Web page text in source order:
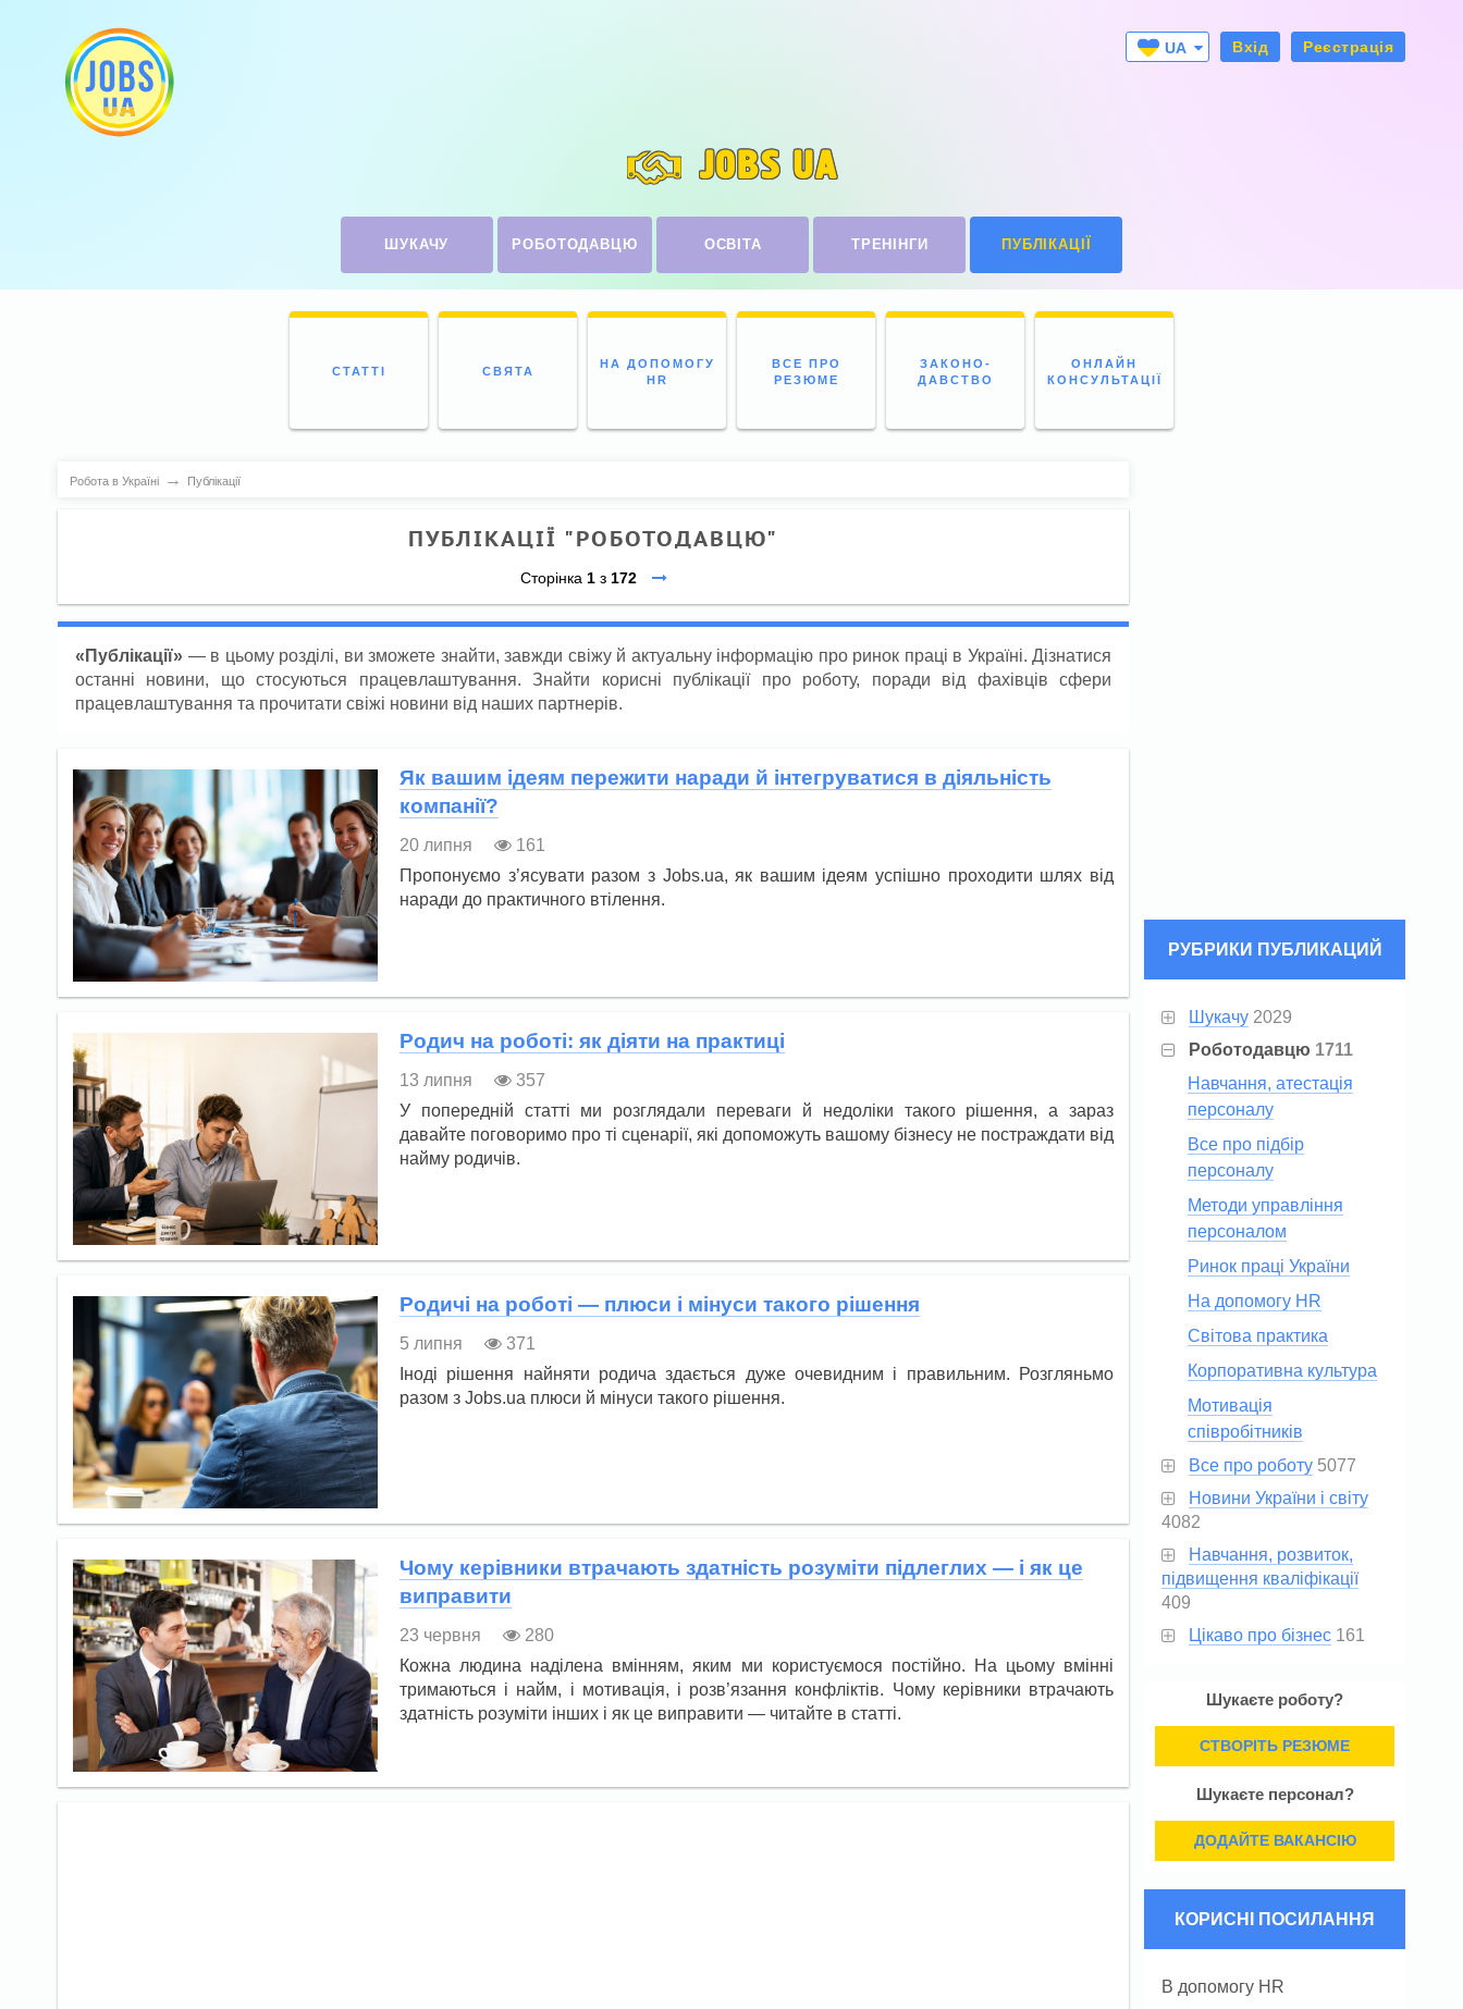
UA
Вхід Реєстрація
JOBS UA
ШУКАЧУ РОБОТОДАВЦЮ ОСВІТА ТРЕНІНГИ ПУБЛІКАЦІЇ
СТАТТІ СВЯТА
НА ДОПОМОГУ
HR
ВСЕ ПРО
РЕЗЮМЕ
ЗАКОНО-
ДАВСТВО
ОНЛАЙН
КОНСУЛЬТАЦІЇ
Робота в Україні → Публікації
ПУБЛІКАЦІЇ "РОБОТОДАВЦЮ"
Сторінка 1з 172
«Публікації» — в цьому розділі, ви зможете знайти, завжди свіжу й актуальну інформацію про ринок праці в Україні. Дізнатися
останні новини, що стосуються працевлаштування. Знайти корисні публікації про роботу, поради від фахівців сфери
працевлаштування та прочитати свіжі новини від наших партнерів.
Як вашим ідеям пережити наради й інтегруватися в діяльність
компанії?
20 липня 161
Пропонуємо з’ясувати разом з Jobs.ua, як вашим ідеям успішно проходити шлях від
наради до практичного втілення.
Родич на роботі: як діяти на практиці
13 липня 357
У попередній статті ми розглядали переваги й недоліки такого рішення, а зараз
давайте поговоримо про ті сценарії, які допоможуть вашому бізнесу не постраждати від
найму родичів.
Родичі на роботі — плюси і мінуси такого рішення
5 липня 371
Іноді рішення найняти родича здається дуже очевидним і правильним. Розгляньмо
разом з Jobs.ua плюси й мінуси такого рішення.
Чому керівники втрачають здатність розуміти підлеглих — і як це
виправити
23 червня 280
Кожна людина наділена вмінням, яким ми користуємося постійно. На цьому вмінні
тримаються і найм, і мотивація, і розв’язання конфліктів. Чому керівники втрачають
здатність розуміти інших і як це виправити — читайте в статті.
РУБРИКИ ПУБЛИКАЦИЙ
Шукачу 2029
Роботодавцю 1711
Навчання, атестація
персоналу
Все про підбір
персоналу
Методи управління
персоналом
Ринок праці України
На допомогу HR
Світова практика
Корпоративна культура
Мотивація
співробітників
Все про роботу 5077
Новини України і світу
4082
Навчання, розвиток,
підвищення кваліфікації
409
Цікаво про бізнес 161
Шукаєте роботу?
СТВОРІТЬ РЕЗЮМЕ
Шукаєте персонал?
ДОДАЙТЕ ВАКАНСІЮ
КОРИСНІ ПОСИЛАННЯ
В допомогу HR